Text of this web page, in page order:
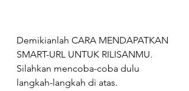
Demikianlah CARA MENDAPATKAN
SMART-URL UNTUK RILISANMU.
Silahkan mencoba-coba dulu
langkah-langkah di atas.